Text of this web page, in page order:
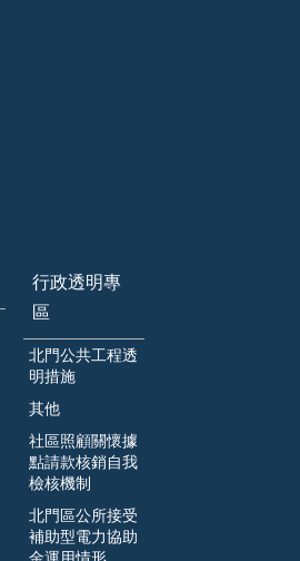
行政透明專
區
北門公共工程透
明措施
其他
社區照顧關懷據
點請款核銷自我
檢核機制
北門區公所接受
補助型電力協助